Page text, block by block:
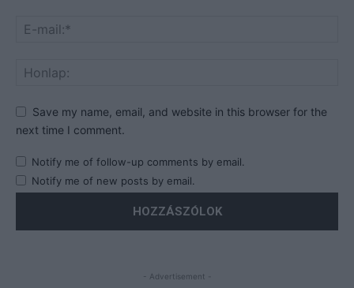
Save my name, email, and website in this browser for the
next time I comment.
Notify me of follow-up comments by email.
Notify me of new posts by email.
- Advertisement -